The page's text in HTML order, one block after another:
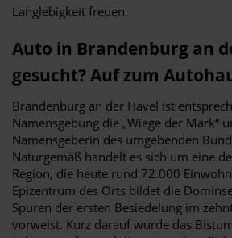
Langlebigkeit freuen.
Auto in Brandenburg an
gesucht? Auf zum
Brandenburg an der Havel ist
Namensgebung die „Wiege der Mark“
Namensgeberin des umgebenden
Naturgemäß handelt es sich um eine
Region, die heute rund 72.000
Epizentrum des Orts bildet die
Spuren der ersten Besiedelung im
vorweist. Kurz darauf wurde das